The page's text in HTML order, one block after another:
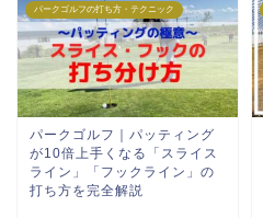
パークゴルフの打ち方・テクニック
パークゴルフ｜パッティング
が10倍上手くなる「スライス
ライン」「フックライン」の
打ち方を完全解説